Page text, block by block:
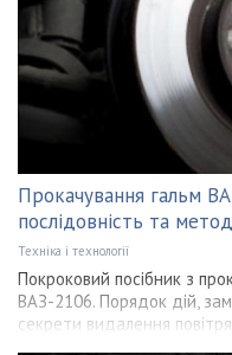
Прокачування гальм
послідовність та
Техніка і технології
Покроковий посібник з
ВАЗ-2106. Порядок дій,
секрети видалення